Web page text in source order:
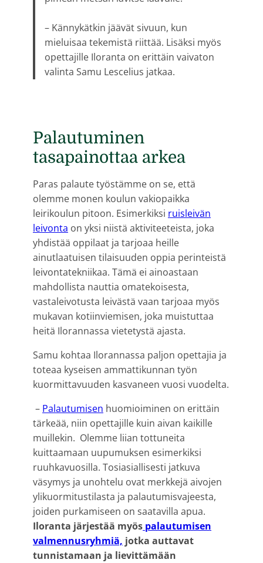
– Kännykätkin jäävät sivuun, kun
mieluisaa tekemistä riittää. Lisäksi myös
opettajille Iloranta on erittäin vaivaton
valinta Samu Lescelius jatkaa.
Palautuminen
tasapainottaa arkea
Paras palaute työstämme on se, että
olemme monen koulun vakiopaikka
leirikoulun pitoon. Esimerkiksi ruisleivän
leivonta on yksi niistä aktiviteeteista, joka
yhdistää oppilaat ja tarjoaa heille
ainutlaatuisen tilaisuuden oppia perinteistä
leivontatekniikaa. Tämä ei ainoastaan
mahdollista nauttia omatekoisesta,
vastaleivotusta leivästä vaan tarjoaa myös
mukavan kotiinviemisen, joka muistuttaa
heitä Ilorannassa vietetystä ajasta.
Samu kohtaa Ilorannassa paljon opettajia ja
toteaa kyseisen ammattikunnan työn
kuormittavuuden kasvaneen vuosi vuodelta.
– Palautumisen huomioiminen on erittäin
tärkeää, niin opettajille kuin aivan kaikille
muillekin. Olemme liian tottuneita
kuittaamaan uupumuksen esimerkiksi
ruuhkavuosilla. Tosiasiallisesti jatkuva
väsymys ja unohtelu ovat merkkejä aivojen
ylikuormitustilasta ja palautumisvajeesta,
joiden purkamiseen on saatavilla apua.
Iloranta järjestää myös palautumisen
valmennusryhmiä, jotka auttavat
tunnistamaan ja lievittämään